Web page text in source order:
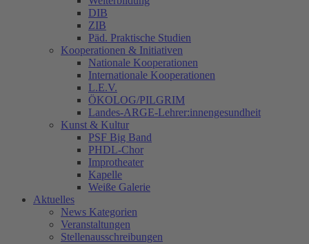
DIB
ZIB
Päd. Praktische Studien
Kooperationen & Initiativen
Nationale Kooperationen
Internationale Kooperationen
L.E.V.
ÖKOLOG/PILGRIM
Landes-ARGE-Lehrer:innengesundheit
Kunst & Kultur
PSF Big Band
PHDL-Chor
Improtheater
Kapelle
Weiße Galerie
Aktuelles
News Kategorien
Veranstaltungen
Stellenausschreibungen